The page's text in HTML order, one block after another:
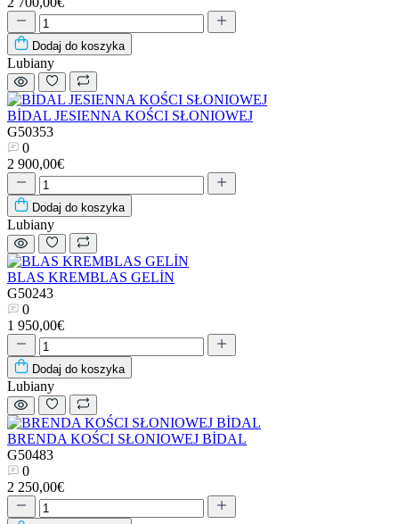
Dodaj do koszyka
Lubiany
BİDAL JESIENNA KOŚCI SŁONIOWEJ
G50353
0
2 900,00€
Dodaj do koszyka
Lubiany
BLAS KREMBLAS GELİN
G50243
0
1 950,00€
Dodaj do koszyka
Lubiany
BRENDA KOŚCI SŁONIOWEJ BİDAL
G50483
0
2 250,00€